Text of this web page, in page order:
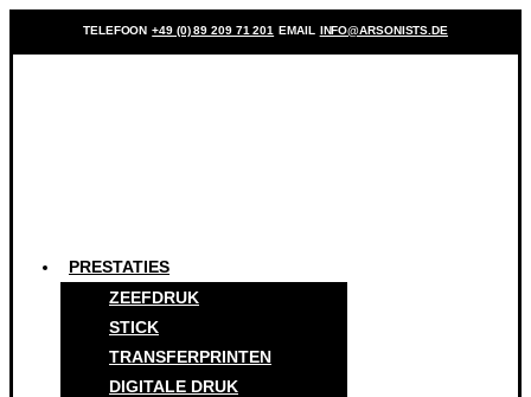
TELEFOON +49 (0) 89 209 71 201 EMAIL INFO@ARSONISTS.DE
PRESTATIES
ZEEFDRUK
STICK
TRANSFERPRINTEN
DIGITALE DRUK